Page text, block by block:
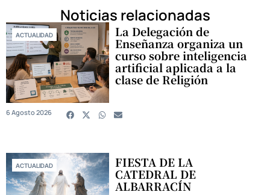
Noticias relacionadas
ACTUALIDAD La Delegación de
Enseñanza organiza un
curso sobre inteligencia
artificial aplicada a la
clase de Religión
6 Agosto 2026
ACTUALIDAD FIESTA DE LA
CATEDRAL DE
ALBARRACÍN